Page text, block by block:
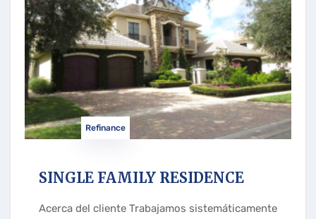
Refinance
SINGLE FAMILY RESIDENCE
Acerca del cliente Trabajamos sistemáticamente